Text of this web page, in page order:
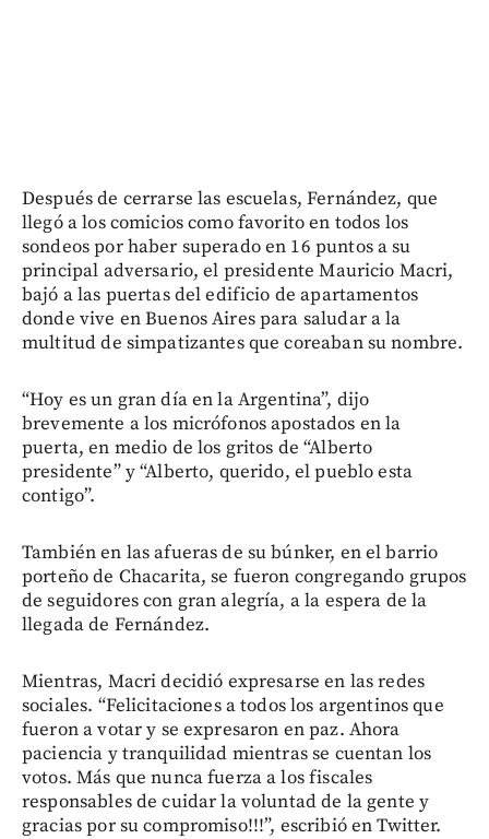
Después de cerrarse las escuelas, Fernández, que
llegó a los comicios como favorito en todos los
sondeos por haber superado en 16 puntos a su
principal adversario, el presidente Mauricio Macri,
bajó a las puertas del edificio de apartamentos
donde vive en Buenos Aires para saludar a la
multitud de simpatizantes que coreaban su nombre.
“Hoy es un gran día en la Argentina”, dijo
brevemente a los micrófonos apostados en la
puerta, en medio de los gritos de “Alberto
presidente” y “Alberto, querido, el pueblo esta
contigo”.
También en las afueras de su búnker, en el barrio
porteño de Chacarita, se fueron congregando grupos
de seguidores con gran alegría, a la espera de la
llegada de Fernández.
Mientras, Macri decidió expresarse en las redes
sociales. “Felicitaciones a todos los argentinos que
fueron a votar y se expresaron en paz. Ahora
paciencia y tranquilidad mientras se cuentan los
votos. Más que nunca fuerza a los fiscales
responsables de cuidar la voluntad de la gente y
gracias por su compromiso!!!”, escribió en Twitter.